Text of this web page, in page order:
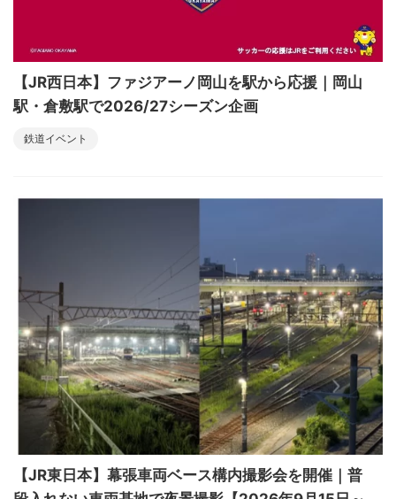
【JR西日本】ファジアーノ岡山を駅から応援｜岡山
駅・倉敷駅で2026/27シーズン企画
鉄道イベント
【JR東日本】幕張車両ベース構内撮影会を開催｜普